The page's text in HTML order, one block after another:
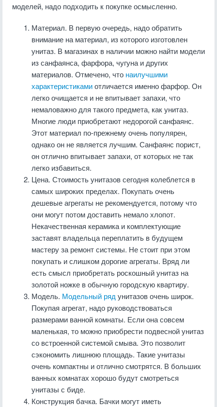
моделей, надо подходить к покупке осмысленно.
Материал. В первую очередь, надо обратить
внимание на материал, из которого изготовлен
унитаз. В магазинах в наличии можно найти модели
из санфаянса, фарфора, чугуна и других
материалов. Отмечено, что наилучшими
характеристикамиотличается именно фарфор. Он
легко очищается и не впитывает запахи, что
немаловажно для такого предмета, как унитаз.
Многие люди приобретают недорогой санфаянс.
Этот материал по-прежнему очень популярен,
однако он не является лучшим. Санфаянс порист,
он отлично впитывает запахи, от которых не так
легко избавиться.
Цена. Стоимость унитазов сегодня колеблется в
самых широких пределах. Покупать очень
дешевые агрегаты не рекомендуется, потому что
они могут потом доставить немало хлопот.
Некачественная керамика и комплектующие
заставят владельца переплатить в будущем
мастеру за ремонт системы. Не стоит при этом
покупать и слишком дорогие агрегаты. Вряд ли
есть смысл приобретать роскошный унитаз на
золотой ножке в обычную городскую квартиру.
Модель. Модельный ряд унитазов очень широк.
Покупая агрегат, надо руководствоваться
размерами ванной комнаты. Если она совсем
маленькая, то можно приобрести подвесной унитаз
со встроенной системой смыва. Это позволит
сэкономить лишнюю площадь. Такие унитазы
очень компактны и отлично смотрятся. В больших
ванных комнатах хорошо будут смотреться
унитазы с биде.
Конструкция бачка. Бачки могут иметь